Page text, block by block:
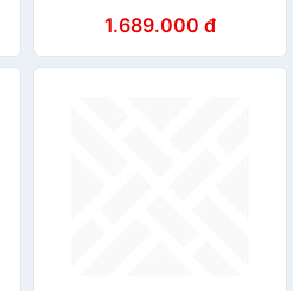
Ổn Định, đèn trang trí
1.689.000 đ